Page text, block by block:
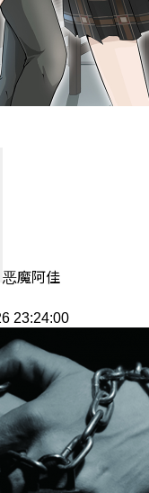
恶魔阿佳
23:24:00